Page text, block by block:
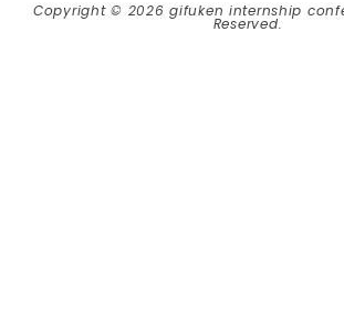
Copyright © 2026 gifuken internship
Reserved.